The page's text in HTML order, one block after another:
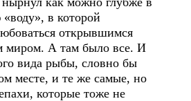
в которой
открывшимся
миром. А там было все. И
вида рыбы, словно бы
месте, и те же самые, но
которые тоже не